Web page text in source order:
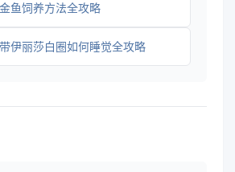
鱼饲养方法全攻略
伊丽莎白圈如何睡觉全攻略